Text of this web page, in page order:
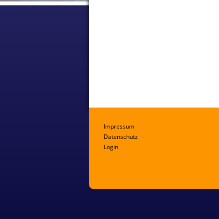
Impressum
Datenschutz
Login